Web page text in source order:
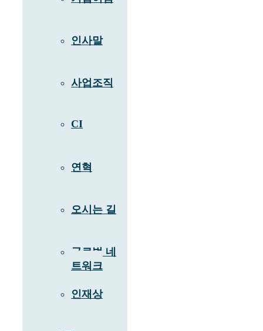
인사말
사업조직
CI
연혁
오시는 길
글로벌 네
트워크
인재상